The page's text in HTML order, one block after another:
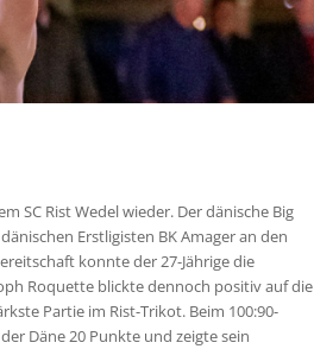
SC Rist Wedel wieder. Der dänische Big
Erstligisten BK Amager an den
konnte der 27-Jährige die
Roquette blickte dennoch positiv auf die
Partie im Rist-Trikot. Beim 100:90-
Däne 20 Punkte und zeigte sein